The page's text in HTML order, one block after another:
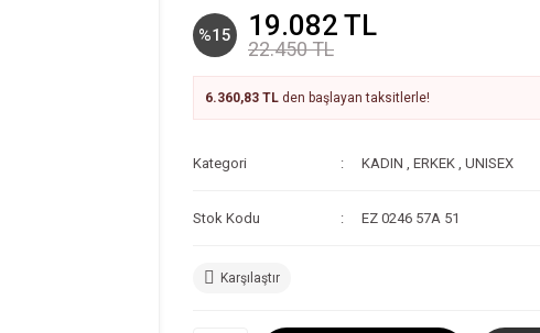
%15 19.082 TL
22.450 TL
6.360,83 TL den başlayan taksitlerle!
Kategori KADIN , ERKEK , UNISEX
Stok Kodu EZ 0246 57A 51
Karşılaştır